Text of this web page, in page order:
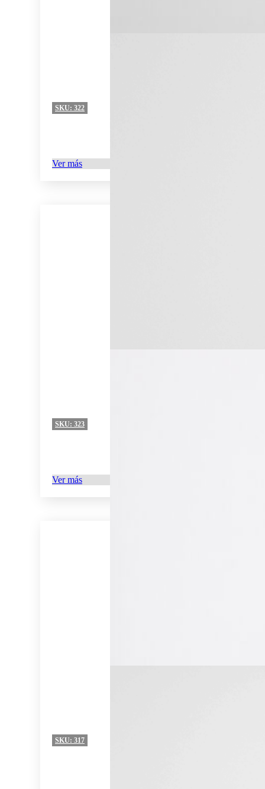
SKU: 322
Ver más
SKU: 323
Ver más
SKU: 317